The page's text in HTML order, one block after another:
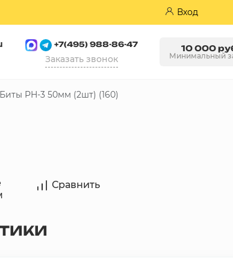
Вход
+7(495) 988-86-47
Заказать звонок
10 000
Минимальный
Пазогребневые плиты (ПГП)
PH-3 50мм (2шт) (160)
Сравнить